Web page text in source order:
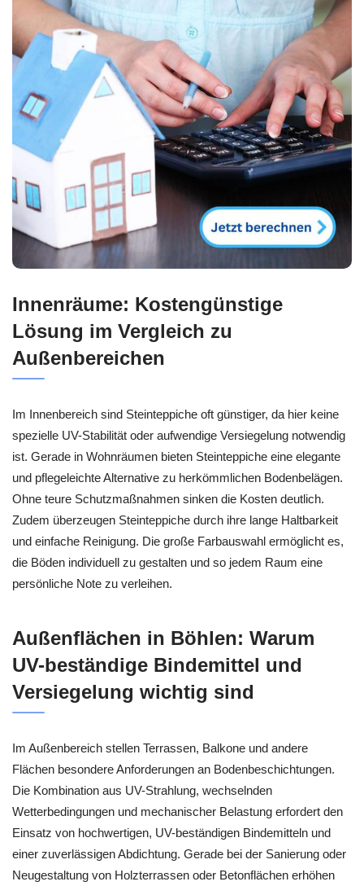
Innenräume: Kostengünstige
Lösung im Vergleich zu
Außenbereichen
Im Innenbereich sind Steinteppiche oft günstiger, da hier keine
spezielle UV-Stabilität oder aufwendige Versiegelung notwendig
ist. Gerade in Wohnräumen bieten Steinteppiche eine elegante
und pflegeleichte Alternative zu herkömmlichen Bodenbelägen.
Ohne teure Schutzmaßnahmen sinken die Kosten deutlich.
Zudem überzeugen Steinteppiche durch ihre lange Haltbarkeit
und einfache Reinigung. Die große Farbauswahl ermöglicht es,
die Böden individuell zu gestalten und so jedem Raum eine
persönliche Note zu verleihen.
Außenflächen in Böhlen: Warum
UV-beständige Bindemittel und
Versiegelung wichtig sind
Im Außenbereich stellen Terrassen, Balkone und andere
Flächen besondere Anforderungen an Bodenbeschichtungen.
Die Kombination aus UV-Strahlung, wechselnden
Wetterbedingungen und mechanischer Belastung erfordert den
Einsatz von hochwertigen, UV-beständigen Bindemitteln und
einer zuverlässigen Abdichtung. Gerade bei der Sanierung oder
Neugestaltung von Holzterrassen oder Betonflächen erhöhen